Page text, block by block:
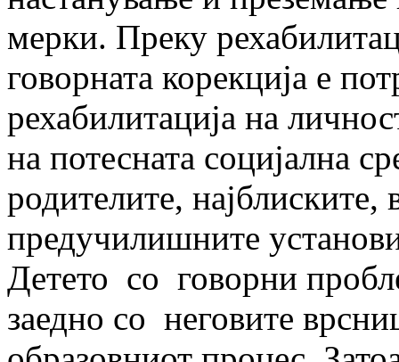
мерки. Преку
говорната корекција е
рехабилитација на
на потесната социјална
родителите,
предучилишните
Детето со говорни
заедно со неговите